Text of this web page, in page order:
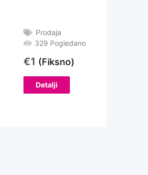
Prodaja
329 Pogledano
€1 (Fiksno)
Detalji